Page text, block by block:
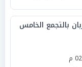
بالتجمع الخامس